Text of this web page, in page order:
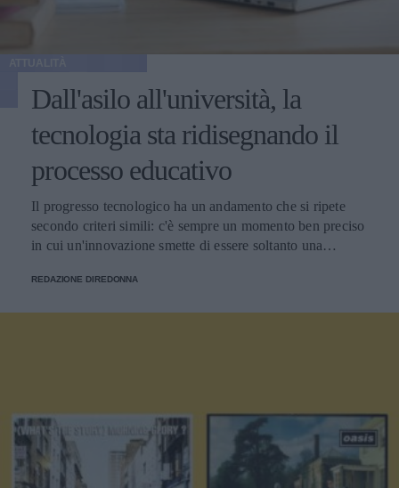
Dall'asilo all'università, la
tecnologia sta ridisegnando il
processo educativo
Il progresso tecnologico ha un andamento che si ripete
secondo criteri simili: c'è sempre un momento ben preciso
in cui un'innovazione smette di essere soltanto una
REDAZIONE DIREDONNA